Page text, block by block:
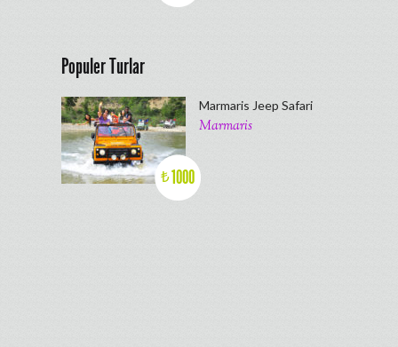
Populer Turlar
₺1000
Marmaris Jeep Safari
Marmaris